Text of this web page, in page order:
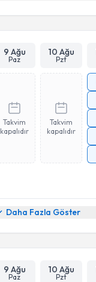
9 Ağu
Paz
10 Ağu
Pzt
Takvim
kapalıdır
Takvim
kapalıdır
Daha Fazla Göster
9 Ağu
Paz
10 Ağu
Pzt